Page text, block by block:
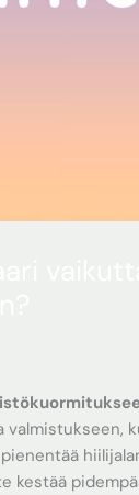
kestää